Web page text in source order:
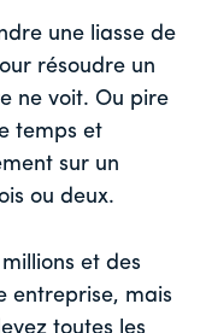
une liasse de
résoudre un
ne voit. Ou pire
temps et
sur un
ou deux.
et des
entreprise, mais
toutes les